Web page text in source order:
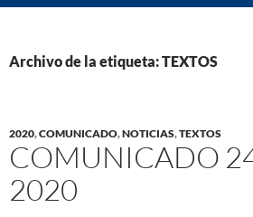
Archivo de la etiqueta: TEXTOS
2020,COMUNICADO,NOTICIAS,TEXTOS
COMUNICADO
2020